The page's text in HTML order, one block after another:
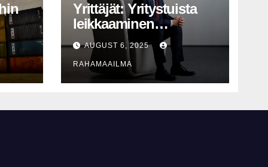
Yrittäjät: Yritystuista
leikkaaminen
perusteltua, T&K-
leikkaukset
lyhytnäköistä
kasvupolitiikkaa
AUGUST 6, 2025
RAHAMAAILMA